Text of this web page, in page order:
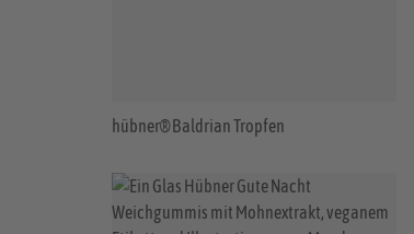
hübner® Baldrian Tropfen